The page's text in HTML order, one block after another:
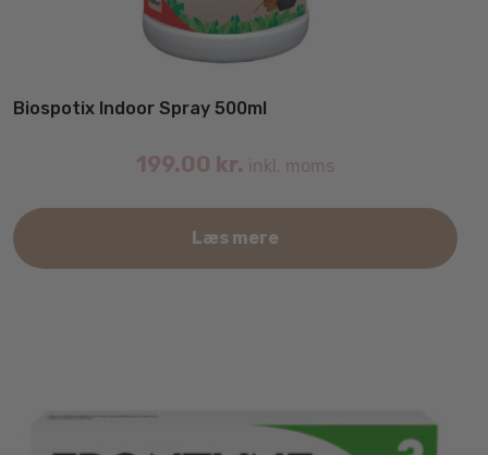
Biospotix Indoor Spray 500ml
199.00 kr. inkl. moms
Læs mere